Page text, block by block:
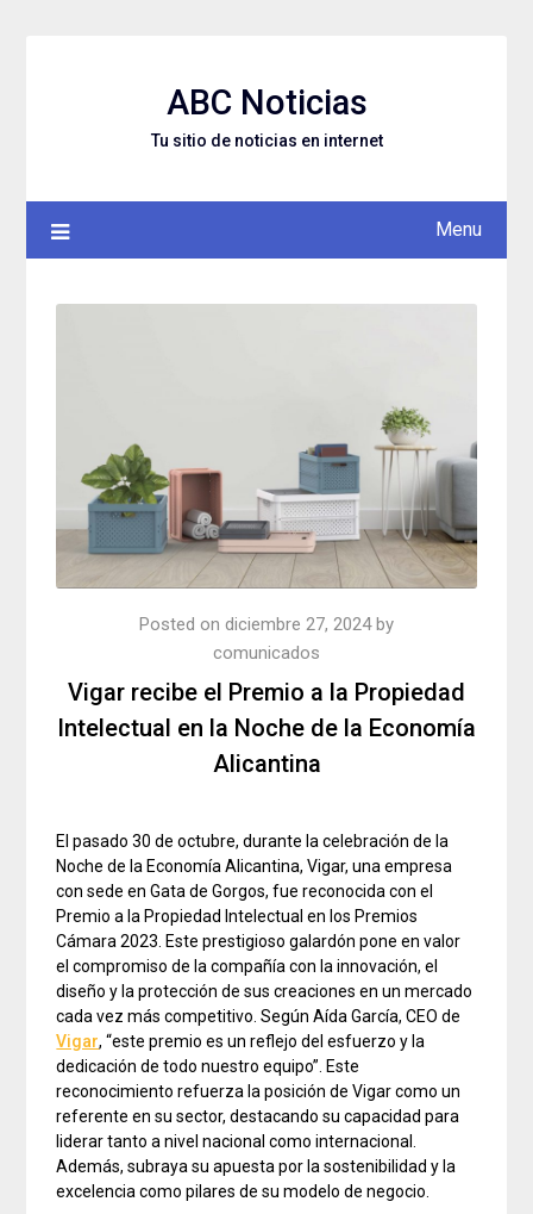
ABC Noticias
Tu sitio de noticias en internet
Menu
Vigar recibe el Premio a la Propiedad
Intelectual en la Noche de la Economía
Alicantina
Posted on diciembre 27, 2024by
comunicados
El pasado 30 de octubre, durante la celebración de la
Noche de la Economía Alicantina, Vigar, una empresa
con sede en Gata de Gorgos, fue reconocida con el
Premio a la Propiedad Intelectual en los Premios
Cámara 2023. Este prestigioso galardón pone en valor
el compromiso de la compañía con la innovación, el
diseño y la protección de sus creaciones en un mercado
cada vez más competitivo. Según Aída García, CEO de
Vigar, “este premio es un reflejo del esfuerzo y la
dedicación de todo nuestro equipo”. Este
reconocimiento refuerza la posición de Vigar como un
referente en su sector, destacando su capacidad para
liderar tanto a nivel nacional como internacional.
Además, subraya su apuesta por la sostenibilidad y la
excelencia como pilares de su modelo de negocio.